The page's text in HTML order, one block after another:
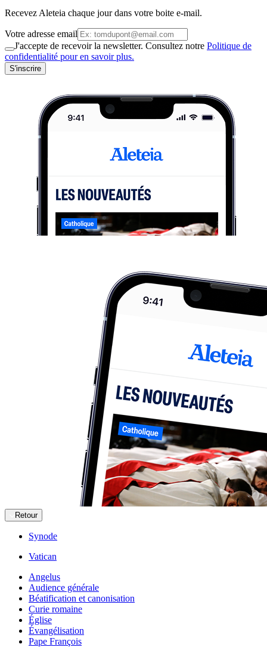
Recevez Aleteia chaque jour dans votre boite e-mail.
Votre adresse email
J'accepte de recevoir la newsletter. Consultez notre Politique de
confidentialité pour en savoir plus.
S'inscrire
Retour
Synode
Vatican
Angelus
Audience générale
Béatification et canonisation
Curie romaine
Église
Évangélisation
Pape François